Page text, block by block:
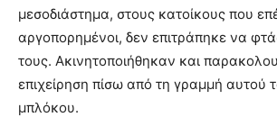
μεσοδιάστημα, στους κατοίκους που
αργοπορημένοι, δεν επιτράπηκε να
τους. Ακινητοποιήθηκαν και
επιχείρηση πίσω από τη γραμμή αυτού
μπλόκου.